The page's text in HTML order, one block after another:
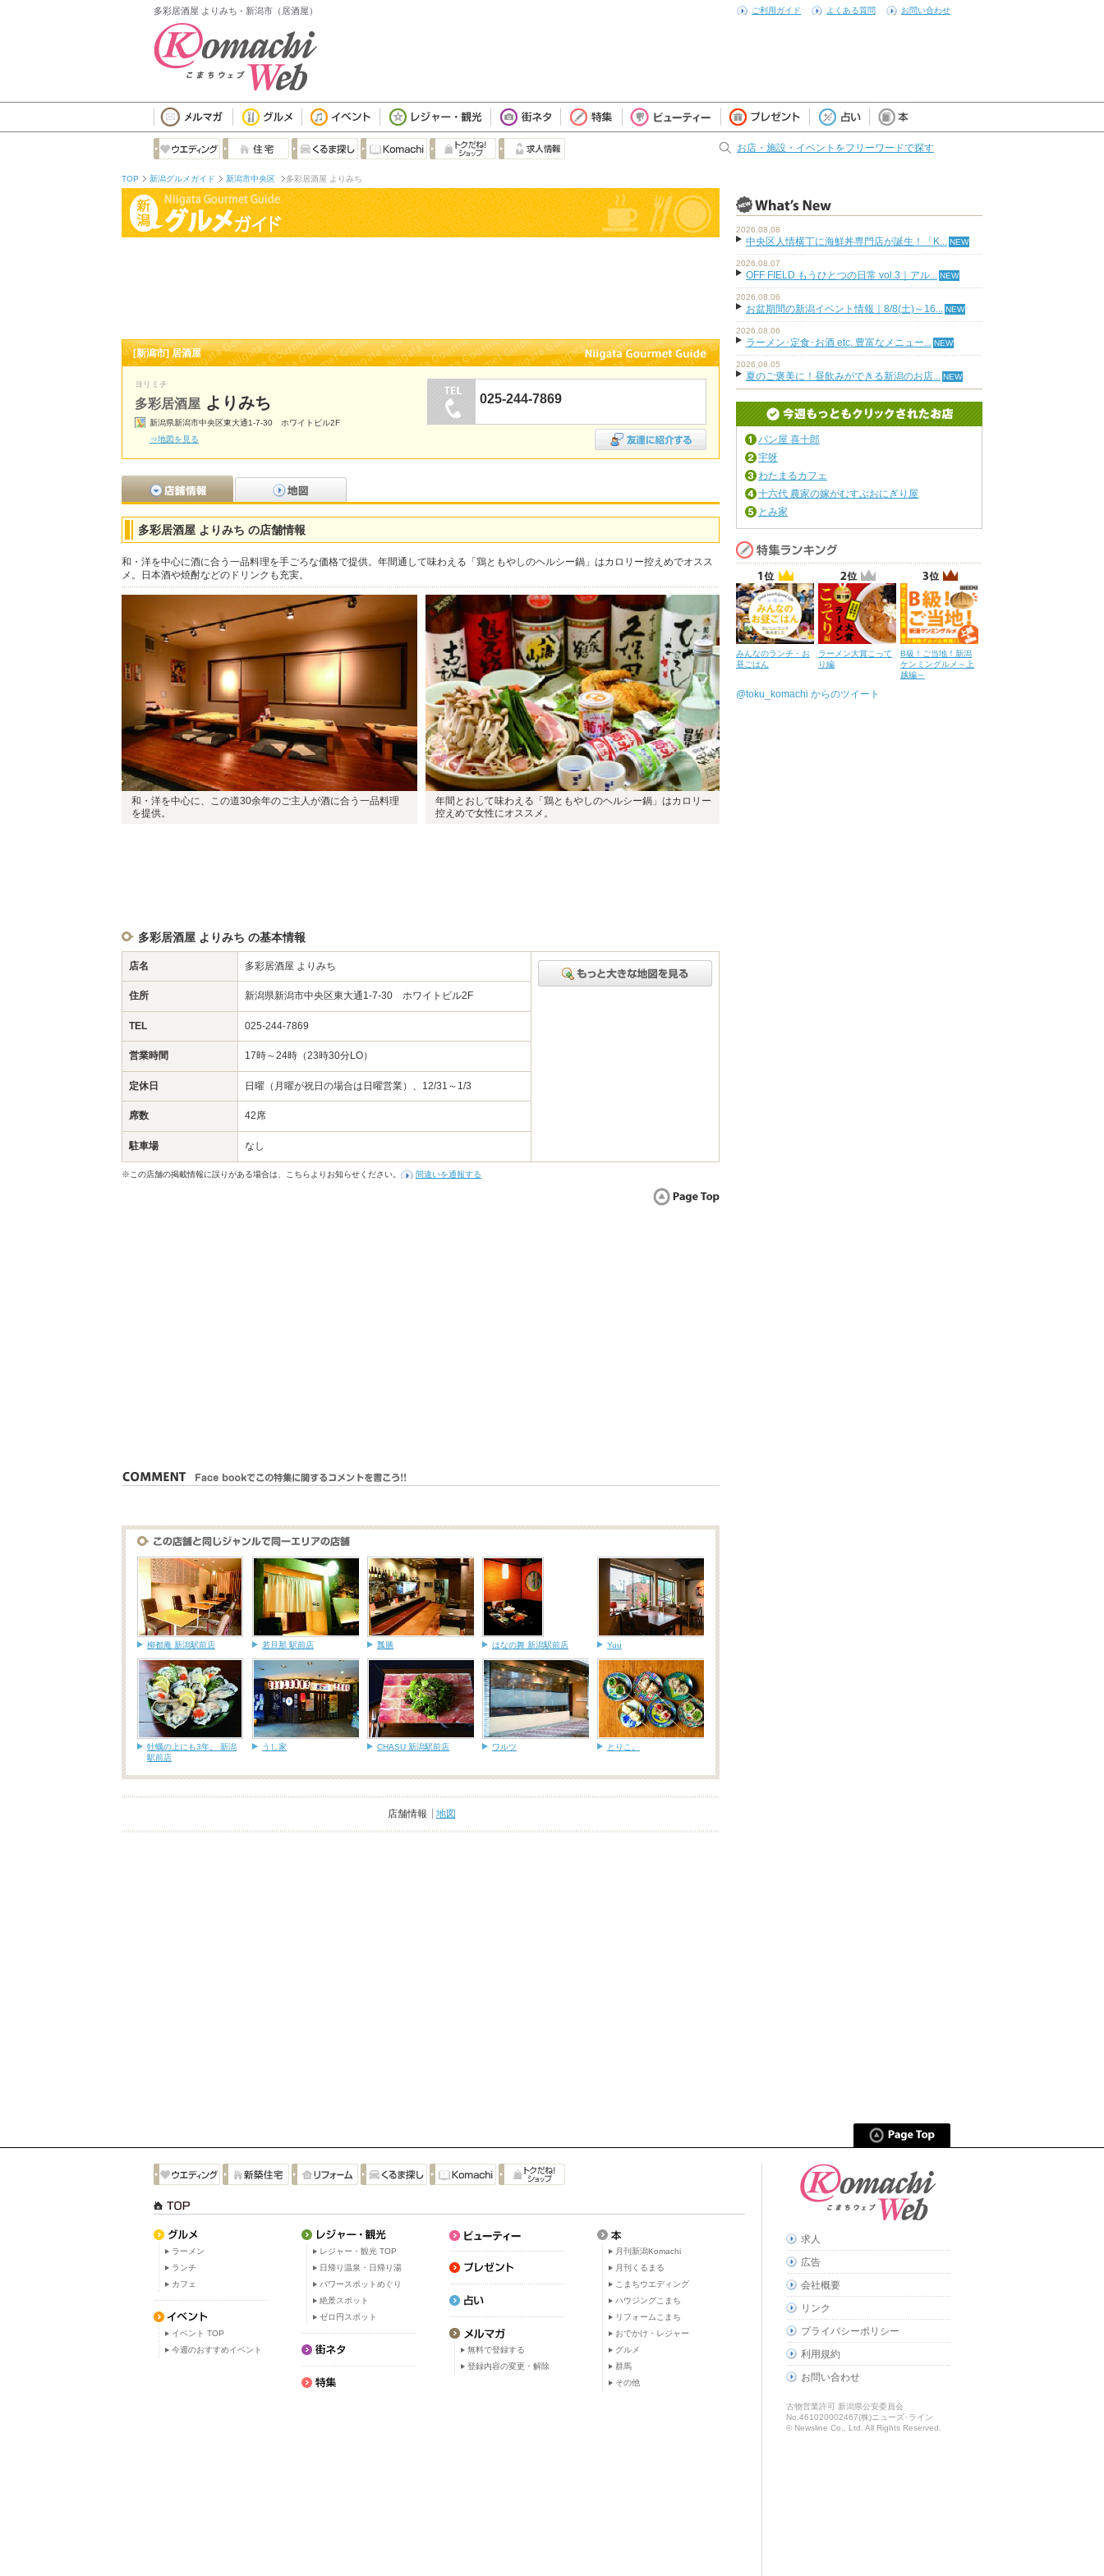
多彩居酒屋 よりみち - 新潟市（居酒屋） ご利用ガイド よくある質問 お問い合わせ
お店・施設・イベントをフリーワードで探す
TOP 新潟グルメガイド 新潟市中央区 多彩居酒屋 よりみち
[新潟市] 居酒屋
ヨリミチ
多彩居酒屋 よりみち
新潟県新潟市中央区東大通1-7-30 ホワイトビル2F
⇒地図を見る
025-244-7869
多彩居酒屋 よりみち の店舗情報
和・洋を中心に酒に合う一品料理を手ごろな価格で提供。年間通して味わえる「鶏ともやしのヘルシー鍋」はカロリー控えめでオスス
メ。日本酒や焼酎などのドリンクも充実。
和・洋を中心に、この道30余年のご主人が酒に合う一品料理
を提供。
年間とおして味わえる「鶏ともやしのヘルシー鍋」はカロリー
控えめで女性にオススメ。
多彩居酒屋 よりみち の基本情報
店名 多彩居酒屋 よりみち
住所 新潟県新潟市中央区東大通1-7-30 ホワイトビル2F
TEL 025-244-7869
営業時間 17時～24時（23時30分LO）
定休日 日曜（月曜が祝日の場合は日曜営業）、12/31～1/3
席数 42席
駐車場 なし
※この店舗の掲載情報に誤りがある場合は、こちらよりお知らせください。 間違いを通報する
柳都庵 新潟駅前店 若旦那 駅前店 瓢膳 はなの舞 新潟駅前店 Yuu
牡蠣の上にも3年。 新潟
駅前店
うし家 CHASU 新潟駅前店 ワルツ とりこ。
店舗情報 地図
2026.08.08
中央区人情横丁に海鮮丼専門店が誕生！「K...
2026.08.07
OFF FIELD もうひとつの日常 vol.3｜アル...
2026.08.06
お盆期間の新潟イベント情報｜8/8(土)～16...
2026.08.06
ラーメン･定食･お酒 etc. 豊富なメニュー...
2026.08.05
夏のご褒美に！昼飲みができる新潟のお店...
パン屋 喜十郎
宇呀
わたまるカフェ
十六代 農家の嫁がむすぶおにぎり屋
とみ家
みんなのランチ・お
昼ごはん
ラーメン大賞こって
り編
B級！ご当地！新潟
ケンミングルメ～上
越編～
@toku_komachi からのツイート
ラーメン
ランチ
カフェ
イベント TOP
今週のおすすめイベント
レジャー・観光 TOP
日帰り温泉・日帰り湯
パワースポットめぐり
絶景スポット
ゼロ円スポット
無料で登録する
登録内容の変更・解除
月刊新潟Komachi
月刊くるまる
こまちウエディング
ハウジングこまち
リフォームこまち
おでかけ・レジャー
グルメ
群馬
その他
求人
広告
会社概要
リンク
プライバシーポリシー
利用規約
お問い合わせ
古物営業許可 新潟県公安委員会
No.461020002467(株)ニューズ･ライン
© Newsline Co., Ltd. All Rights Reserved.